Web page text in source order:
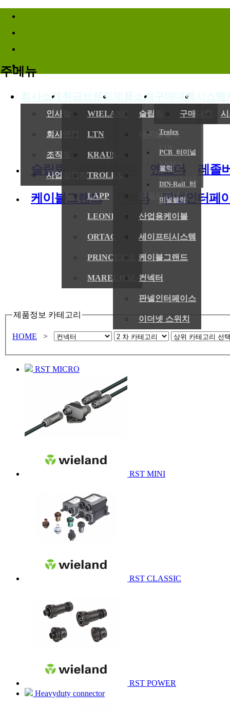
바로가기메뉴
주메뉴
회사소개
인사말
회사연혁
조직도
사업장위치/연락처
취급브랜드
WIELAND
LTN
KRAUS
TROLEX
LAPP
LEONI
ORTAC
PRINCETEL
MARECHAL
제품소개
슬립링
Trolex
KRAUS
PRINCETEL
터미널블럭
PCB 터미널
블럭
DIN-Rail 터
미널블럭
엔코더
레졸버
파워서플라이
산업용케이블
세이프티시스템
케이블그랜드
컨넥터
판넬인터페이스
이더넷 스위치
구매대행
구매대행
(
전기,기
슬립링 터미널블럭 엔코더 레졸
케이블그랜드 컨넥터 판넬인터페
제품정보 카테고리
HOME >
RST MICRO
RST MINI
RST CLASSIC
RST POWER
Heavyduty connector